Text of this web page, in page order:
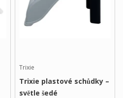
Trixie
Trixie plastové schůdky –
světle šedé